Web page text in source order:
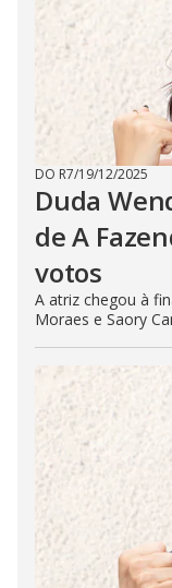
DO R7/19/12/2025
Duda
de A
votos
A atriz chegou à
Moraes e Saory